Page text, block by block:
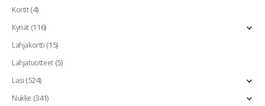
Kortit(4)
Kynät(116)
Lahjakortti(15)
Lahjatuotteet(5)
Lasi(524)
Nukke (341)